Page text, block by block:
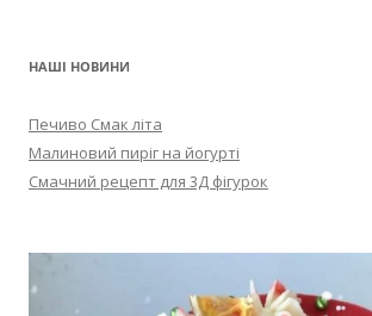
НАШІ НОВИНИ
Печиво Смак літа
Малиновий пиріг на йогурті
Смачний рецепт для 3Д фігурок